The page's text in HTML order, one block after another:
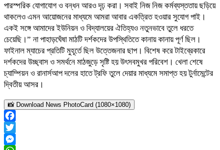
পারস্পরিক যোগাযোগ ও বন্ধন আরও দৃঢ় করা। সবাই নিজ নিজ কর্মব্যস্ততায় ছড়িয়ে
থাকলেও এমন আয়োজনের মাধ্যমে আমরা আবার একত্রিত হওয়ার সুযোগ পাই।
একই সঙ্গে আমাদের ইউনিয়ন ও বিদ্যালয়ের ঐতিহ্যও নতুনভাবে তুলে ধরতে
চেয়েছি।” না পাহাড়ঘেঁষা মাঠটি দর্শকদের উপস্থিতিতে কানায় কানায় পূর্ণ ছিল।
ফাইনাল ম্যাচের প্রতিটি মুহূর্তে ছিল উত্তেজনার ছাপ। বিশেষ করে টাইব্রেকারে
দর্শকদের উচ্ছ্বাস ও সমর্থনে মাঠজুড়ে সৃষ্টি হয় উৎসবমুখর পরিবেশ। খেলা শেষে
চ্যাম্পিয়ন ও রানার্সআপ দলের হাতে ট্রফি তুলে দেয়ার মাধ্যমে সমাপ্ত হয় টুর্নামেন্টের
দ্বিতীয় আসর।
📸 Download News PhotoCard (1080×1080)
Facebook
Twitter